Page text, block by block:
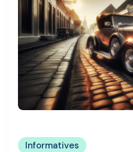
Informatives